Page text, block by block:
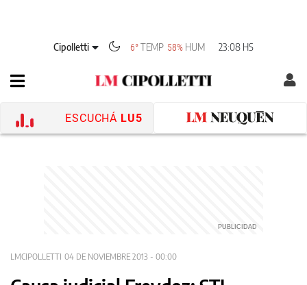
Cipolletti 6° TEMP 58% HUM 23:08 HS
ESCUCHÁ LU5
LMCIPOLLETTI 04 DE NOVIEMBRE 2013 - 00:00